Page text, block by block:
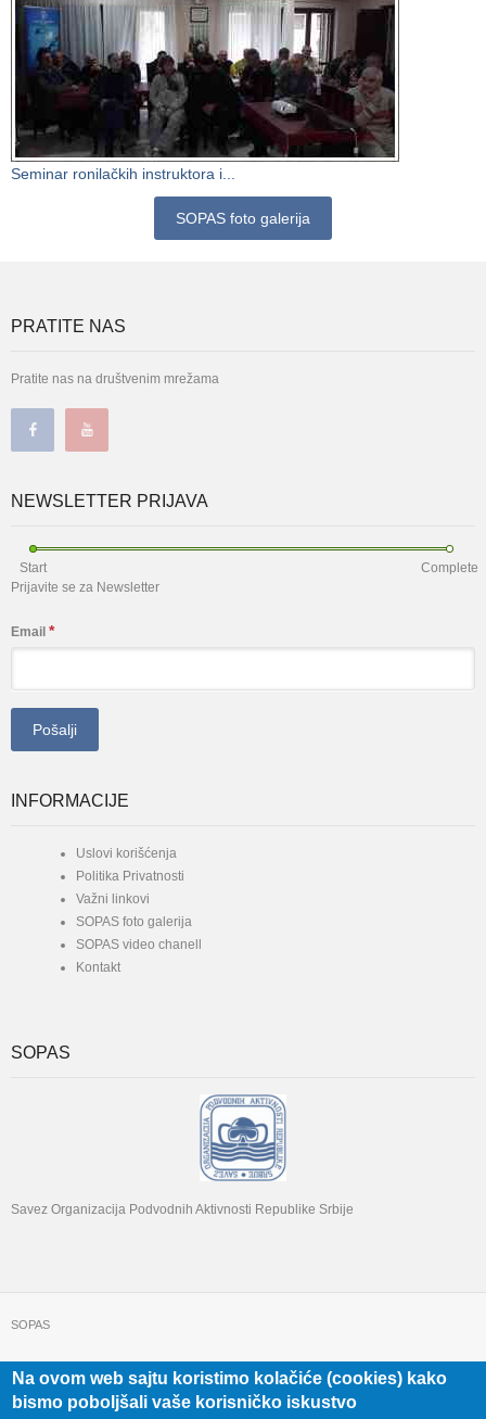
Seminar ronilačkih instruktora i...
SOPAS foto galerija
PRATITE NAS
Pratite nas na društvenim mrežama
NEWSLETTER PRIJAVA
Start
Complete
Prijavite se za Newsletter
Email *
INFORMACIJE
Uslovi korišćenja
Politika Privatnosti
Važni linkovi
SOPAS foto galerija
SOPAS video chanell
Kontakt
SOPAS
Savez Organizacija Podvodnih Aktivnosti Republike Srbije
SOPAS
+381 11 322 22 32 Beograd, Beogradska 71
Na ovom web sajtu koristimo kolačiće (cookies) kako
bismo poboljšali vaše korisničko iskustvo